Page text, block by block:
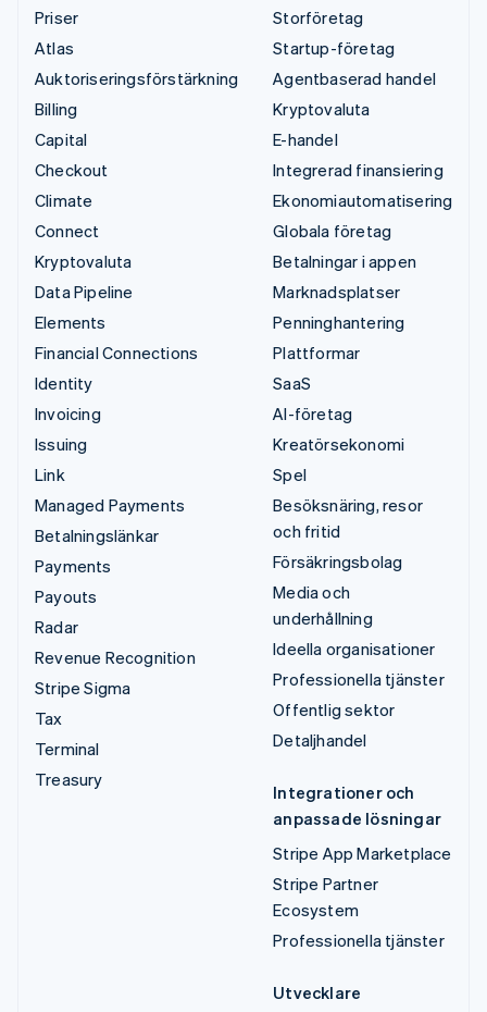
Priser
Atlas
Auktoriseringsförstärkning
Billing
Capital
Checkout
Climate
Connect
Kryptovaluta
Data Pipeline
Elements
Financial Connections
Identity
Invoicing
Issuing
Link
Managed Payments
Betalningslänkar
Payments
Payouts
Radar
Revenue Recognition
Stripe Sigma
Tax
Terminal
Treasury
Storföretag
Startup-företag
Agentbaserad handel
Kryptovaluta
E-handel
Integrerad finansiering
Ekonomiautomatisering
Globala företag
Betalningar i appen
Marknadsplatser
Penninghantering
Plattformar
SaaS
AI-företag
Kreatörsekonomi
Spel
Besöksnäring, resor
och fritid
Försäkringsbolag
Media och
underhållning
Ideella organisationer
Professionella tjänster
Offentlig sektor
Detaljhandel
Integrationer och
anpassade lösningar
Stripe App Marketplace
Stripe Partner
Ecosystem
Professionella tjänster
Utvecklare